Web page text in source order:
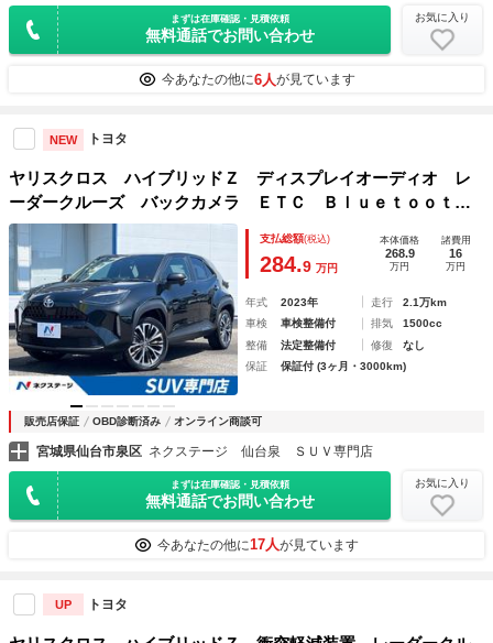
まずは在庫確認・見積依頼
無料通話でお問い合わせ
お気に入り
今あなたの他に6人が見ています
NEW トヨタ
ヤリスクロス ハイブリッドＺ ディスプレイオーディオ レ
ーダークルーズ バックカメラ ＥＴＣ Ｂｌｕｅｔｏｏｔ
ｈ ドラレコ シートヒーター パワーシート 合皮シート
ＬＥＤヘッドライ 禁煙車
支払総額(税込)
284.9 万円
本体価格
268.9
万円
諸費用
16
万円
年式 2023年 走行
2.1万km
車検
車検整備付 排気
1500cc
整備
法定整備付 修復
なし
保証
保証付 (3ヶ月・3000km)
販売店保証 OBD診断済み オンライン商談可
宮城県仙台市泉区 ネクステージ 仙台泉 ＳＵＶ専門店
まずは在庫確認・見積依頼
無料通話でお問い合わせ
お気に入り
今あなたの他に17人が見ています
UP トヨタ